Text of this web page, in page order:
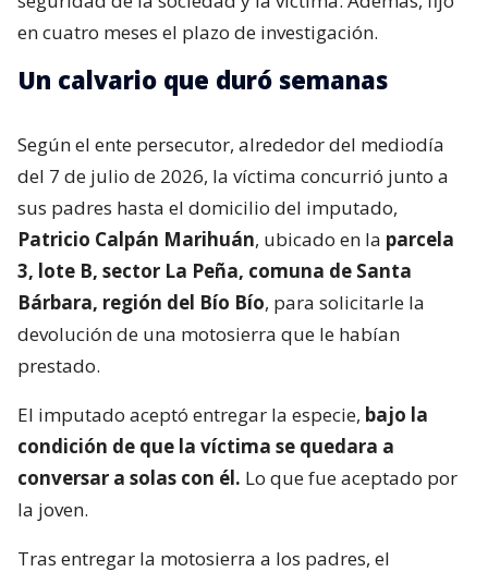
en cuatro meses el plazo de investigación.
Un calvario que duró semanas
Según el ente persecutor, alrededor del mediodía
del 7 de julio de 2026, la víctima concurrió junto a
sus padres hasta el domicilio del imputado,
Patricio Calpán Marihuán, ubicado en la parcela
3, lote B, sector La Peña, comuna de Santa
Bárbara, región del Bío Bío, para solicitarle la
devolución de una motosierra que le habían
prestado.
El imputado aceptó entregar la especie, bajo la
condición de que la víctima se quedara a
conversar a solas con él. Lo que fue aceptado por
la joven.
Tras entregar la motosierra a los padres, el